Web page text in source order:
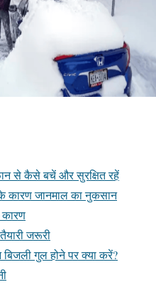
से कैसे बचें और सुरक्षित रहें
कारण जानमाल का नुकसान
जरूरी
गुल होने पर क्या करें?